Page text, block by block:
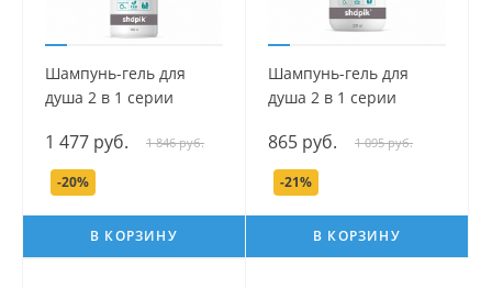
Шампунь-гель для
душа 2 в 1 серии
мл.
1 477 руб. 1 846 руб.
-20%
В КОРЗИНУ
Шампунь-гель для
душа 2 в 1 серии
мл.
865 руб. 1 095 руб.
-21%
В КОРЗИНУ